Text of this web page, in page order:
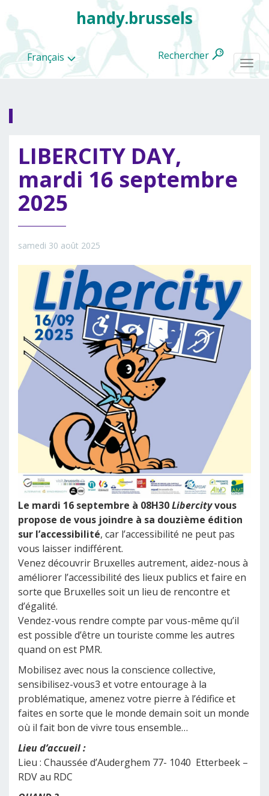
Français
handy.brussels
Rechercher
LIBERCITY DAY,
mardi 16 septembre
2025
samedi 30 août 2025
Le mardi 16 septembre à 08H30Libercityvous
propose de vous joindre à sa douzième édition
sur l’accessibilité, car l’accessibilité ne peut pas
vous laisser indifférent.
Venez découvrir Bruxelles autrement, aidez-nous à
améliorer l’accessibilité des lieux publics et faire en
sorte que Bruxelles soit un lieu de rencontre et
d’égalité.
Vendez-vous rendre compte par vous-même qu’il
est possible d’être un touriste comme les autres
quand on est PMR.
Mobilisez avec nous la conscience collective,
sensibilisez-vous3 et votre entourage à la
problématique, amenez votre pierre à l’édifice et
faites en sorte que le monde demain soit un monde
où il fait bon de vivre tous ensemble…
Lieu d’accueil :
Lieu : Chaussée d’Auderghem 77- 1040 Etterbeek –
RDV au RDC
les
categories